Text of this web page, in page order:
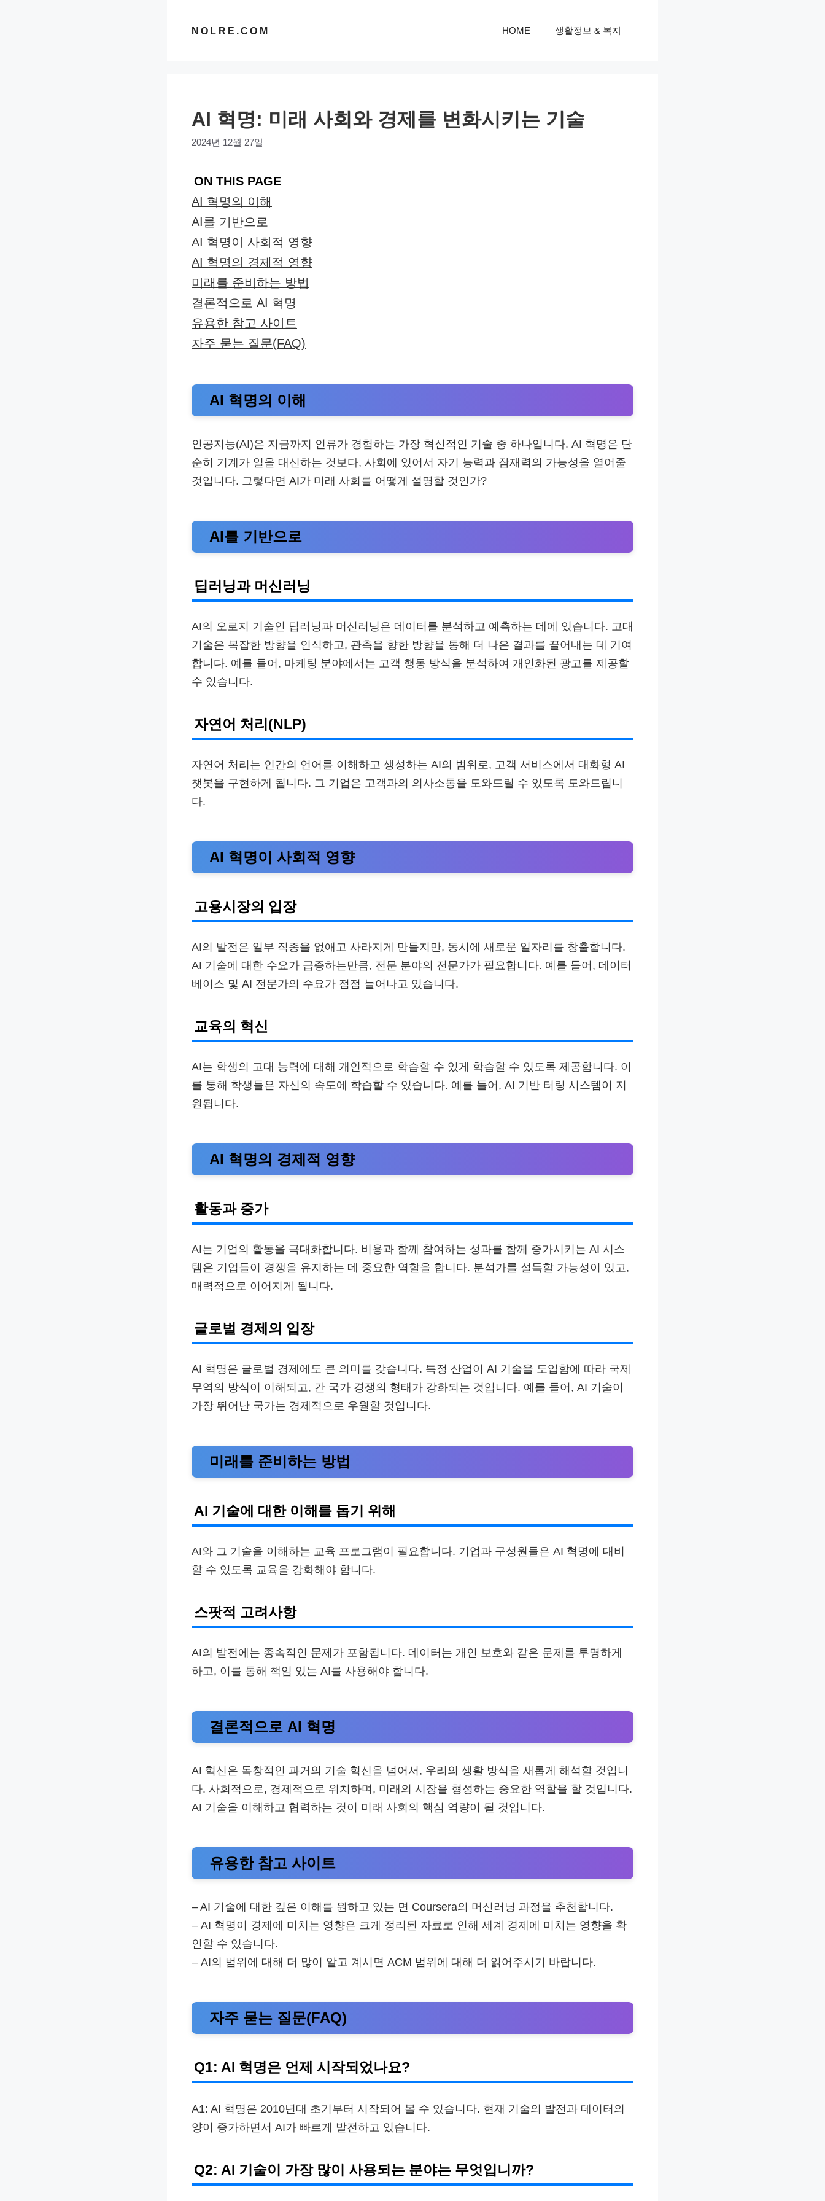
NOLRE.COM HOME 생활정보 & 복지
AI 혁명: 미래 사회와 경제를 변화시키는 기술
2024년 12월 27일
ON THIS PAGE
AI 혁명의 이해
AI를 기반으로
AI 혁명이 사회적 영향
AI 혁명의 경제적 영향
미래를 준비하는 방법
결론적으로 AI 혁명
유용한 참고 사이트
자주 묻는 질문(FAQ)
AI 혁명의 이해
인공지능(AI)은 지금까지 인류가 경험하는 가장 혁신적인 기술 중 하나입니다. AI 혁명은 단
순히 기계가 일을 대신하는 것보다, 사회에 있어서 자기 능력과 잠재력의 가능성을 열어줄
것입니다. 그렇다면 AI가 미래 사회를 어떻게 설명할 것인가?
AI를 기반으로
딥러닝과 머신러닝
AI의 오로지 기술인 딥러닝과 머신러닝은 데이터를 분석하고 예측하는 데에 있습니다. 고대
기술은 복잡한 방향을 인식하고, 관측을 향한 방향을 통해 더 나은 결과를 끌어내는 데 기여
합니다. 예를 들어, 마케팅 분야에서는 고객 행동 방식을 분석하여 개인화된 광고를 제공할
수 있습니다.
자연어 처리(NLP)
자연어 처리는 인간의 언어를 이해하고 생성하는 AI의 범위로, 고객 서비스에서 대화형 AI
챗봇을 구현하게 됩니다. 그 기업은 고객과의 의사소통을 도와드릴 수 있도록 도와드립니
다.
AI 혁명이 사회적 영향
고용시장의 입장
AI의 발전은 일부 직종을 없애고 사라지게 만들지만, 동시에 새로운 일자리를 창출합니다.
AI 기술에 대한 수요가 급증하는만큼, 전문 분야의 전문가가 필요합니다. 예를 들어, 데이터
베이스 및 AI 전문가의 수요가 점점 늘어나고 있습니다.
교육의 혁신
AI는 학생의 고대 능력에 대해 개인적으로 학습할 수 있게 학습할 수 있도록 제공합니다. 이
를 통해 학생들은 자신의 속도에 학습할 수 있습니다. 예를 들어, AI 기반 터링 시스템이 지
원됩니다.
AI 혁명의 경제적 영향
활동과 증가
AI는 기업의 활동을 극대화합니다. 비용과 함께 참여하는 성과를 함께 증가시키는 AI 시스
템은 기업들이 경쟁을 유지하는 데 중요한 역할을 합니다. 분석가를 설득할 가능성이 있고,
매력적으로 이어지게 됩니다.
글로벌 경제의 입장
AI 혁명은 글로벌 경제에도 큰 의미를 갖습니다. 특정 산업이 AI 기술을 도입함에 따라 국제
무역의 방식이 이해되고, 간 국가 경쟁의 형태가 강화되는 것입니다. 예를 들어, AI 기술이
가장 뛰어난 국가는 경제적으로 우월할 것입니다.
미래를 준비하는 방법
AI 기술에 대한 이해를 돕기 위해
AI와 그 기술을 이해하는 교육 프로그램이 필요합니다. 기업과 구성원들은 AI 혁명에 대비
할 수 있도록 교육을 강화해야 합니다.
스팟적 고려사항
AI의 발전에는 종속적인 문제가 포함됩니다. 데이터는 개인 보호와 같은 문제를 투명하게
하고, 이를 통해 책임 있는 AI를 사용해야 합니다.
결론적으로 AI 혁명
AI 혁신은 독창적인 과거의 기술 혁신을 넘어서, 우리의 생활 방식을 새롭게 해석할 것입니
다. 사회적으로, 경제적으로 위치하며, 미래의 시장을 형성하는 중요한 역할을 할 것입니다.
AI 기술을 이해하고 협력하는 것이 미래 사회의 핵심 역량이 될 것입니다.
유용한 참고 사이트
– AI 기술에 대한 깊은 이해를 원하고 있는 면 Coursera의 머신러닝 과정을 추천합니다.
– AI 혁명이 경제에 미치는 영향은 크게 정리된 자료로 인해 세계 경제에 미치는 영향을 확
인할 수 있습니다.
– AI의 범위에 대해 더 많이 알고 계시면 ACM 범위에 대해 더 읽어주시기 바랍니다.
자주 묻는 질문(FAQ)
Q1: AI 혁명은 언제 시작되었나요?
A1: AI 혁명은 2010년대 초기부터 시작되어 볼 수 있습니다. 현재 기술의 발전과 데이터의
양이 증가하면서 AI가 빠르게 발전하고 있습니다.
Q2: AI 기술이 가장 많이 사용되는 분야는 무엇입니까?